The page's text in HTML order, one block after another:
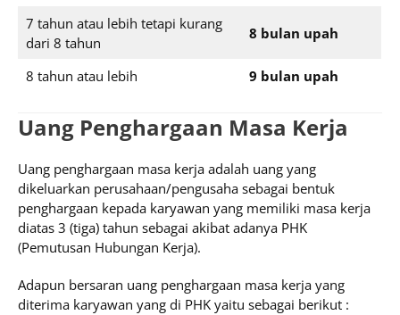
7 tahun atau lebih tetapi kurang
dari 8 tahun
8 bulan upah
8 tahun atau lebih 9 bulan upah
Uang Penghargaan Masa Kerja
Uang penghargaan masa kerja adalah uang yang
dikeluarkan perusahaan/pengusaha sebagai bentuk
penghargaan kepada karyawan yang memiliki masa kerja
diatas 3 (tiga) tahun sebagai akibat adanya PHK
(Pemutusan Hubungan Kerja).
Adapun bersaran uang penghargaan masa kerja yang
diterima karyawan yang di PHK yaitu sebagai berikut :